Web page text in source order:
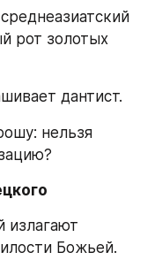
рот золотых
дантист.
нельзя
излагают
Божьей.